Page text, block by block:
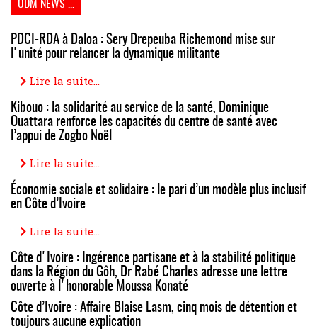
ODM NEWS ...
PDCI-RDA à Daloa : Sery Drepeuba Richemond mise sur
l'unité pour relancer la dynamique militante
Lire la suite...
Kibouo : la solidarité au service de la santé, Dominique
Ouattara renforce les capacités du centre de santé avec
l’appui de Zogbo Noël
Lire la suite...
Économie sociale et solidaire : le pari d’un modèle plus inclusif
en Côte d’Ivoire
Lire la suite...
Côte d'Ivoire : Ingérence partisane et à la stabilité politique
dans la Région du Gôh, Dr Rabé Charles adresse une lettre
ouverte à l'honorable Moussa Konaté
Côte d’Ivoire : Affaire Blaise Lasm, cinq mois de détention et
toujours aucune explication